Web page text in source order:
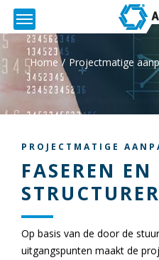
Home Projectmatige
PROJECTMATIGE
FASEREN EN
Op basis van de door de
uitgangspunten maakt de